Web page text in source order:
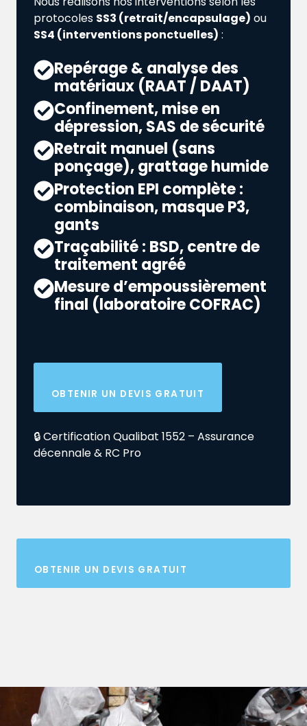
protocoles SS3 (retrait/encapsulage) ou
SS4 (interventions ponctuelles) :
Repérage & analyse des
matériaux (RAAT / DAAT)
Confinement, mise en
dépression, SAS de sécurité
Retrait manuel (sans
ponçage), grattage humide
Protection EPI complète :
combinaison, masque P3,
gants
Traçabilité : BSD, centre de
traitement agréé
Mesure d’empoussièrement
final (laboratoire COFRAC)
OBTENIR UN DEVIS GRATUIT
🔒 Certification Qualibat 1552 – Assurance
décennale & RC Pro
OBTENIR UN DEVIS GRATUIT